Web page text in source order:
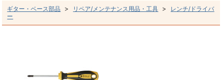
ギター・ベース部品 > リペア/メンテナンス用品・工具 > レンチ/ドライバ
ー